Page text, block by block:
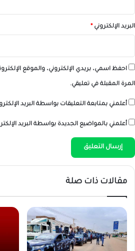
البريد الإلكتروني*
احفظ اسمي، بريدي الإلكتروني، والموقع
المرة المقبلة في تعليقي.
أعلمني بمتابعة التعليقات بواسطة البريد
أعلمني بالمواضيع الجديدة بواسطة البريد
مقالات ذات صلة